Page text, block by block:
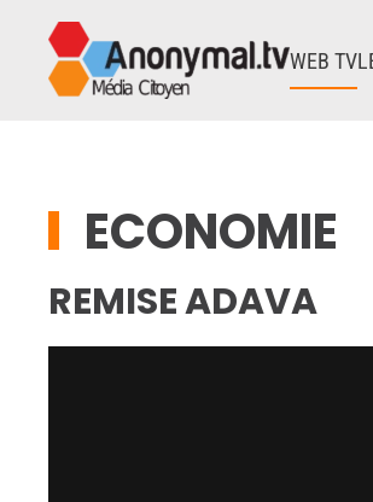
Accéder au contenu principal
WEB TV
ECONOMIE
REMISE ADAVA